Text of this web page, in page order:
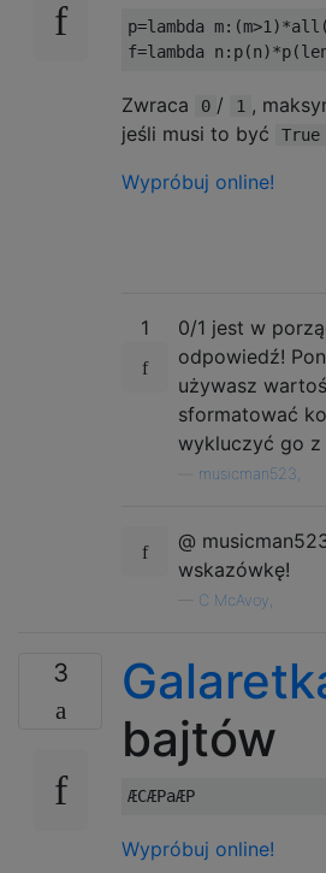
p=lambda m:(m>1 )*all (
f=lambda n : p(n)*p(
Zwraca 0 / 1 ,
jeśli musi to być
True
Wypróbuj online!
1
0/1 jest w
odpowiedź!
używasz
sformatować
wykluczyć go
musicman523,
@
wskazówkę!
C McAvoy,
3
bajtów
Wypróbuj online!